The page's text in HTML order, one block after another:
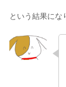
という結果にな